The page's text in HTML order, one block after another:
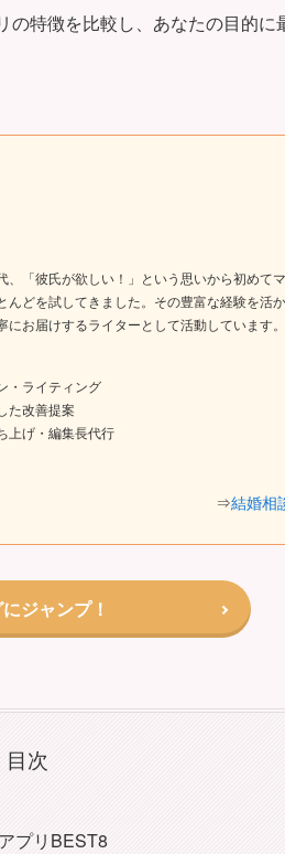
特徴を比較し、あなたの目的に
「彼氏が欲しい！」という思いから初めて
んどを試してきました。その豊富な経験を活
お届けするライターとして活動しています。
・ライティング
た改善提案
上げ・編集長代行
⇒結婚相
ジャンプ！
目次
プリBEST8